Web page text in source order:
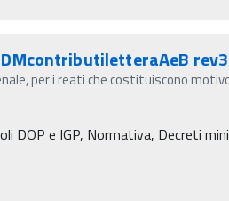
DMcontributiletteraAeB
per i reati che costituiscono
DOP e IGP, Normativa, Decreti